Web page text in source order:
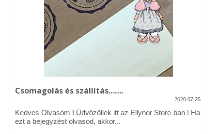
Vásárok, ahol velem is találkozhattál…
Alapanyagok, kellékek
A termékek tisztítása
Ellynor története
Adatkezelési tájékoztató
Általános Szerződési Feltételek
Csomagolás és szállítás…….
2020.07.25.
Kedves Olvasóm ! Üdvözöllek itt az Ellynor Store-ban ! Ha
ezt a bejegyzést olvasod, akkor...